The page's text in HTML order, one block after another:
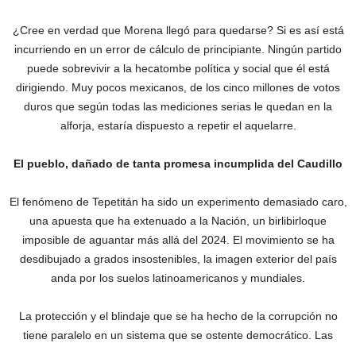
¿Cree en verdad que Morena llegó para quedarse? Si es así está
incurriendo en un error de cálculo de principiante. Ningún partido
puede sobrevivir a la hecatombe política y social que él está
dirigiendo. Muy pocos mexicanos, de los cinco millones de votos
duros que según todas las mediciones serias le quedan en la
alforja, estaría dispuesto a repetir el aquelarre.
El pueblo, dañado de tanta promesa incumplida del Caudillo
El fenómeno de Tepetitán ha sido un experimento demasiado caro,
una apuesta que ha extenuado a la Nación, un birlibirloque
imposible de aguantar más allá del 2024.‎ El movimiento se ha
desdibujado a grados insostenibles, la imagen exterior del país
anda por los suelos latinoamericanos y mundiales.
La protección y el blindaje que se ha hecho de la corrupción no
tiene paralelo en un sistema que se ostente democrático. Las